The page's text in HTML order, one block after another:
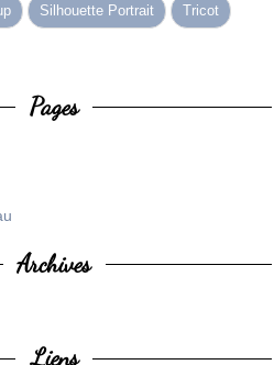
Silhouette Portrait Tricot
Pages
Archives
Liens